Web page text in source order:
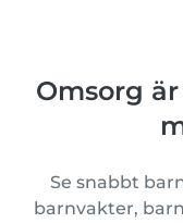
Omsorg
Se snabbt
barnvakter,